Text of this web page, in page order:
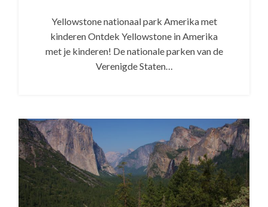
Yellowstone nationaal park Amerika met
kinderen Ontdek Yellowstone in Amerika
met je kinderen! De nationale parken van de
Verenigde Staten…